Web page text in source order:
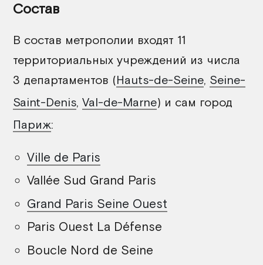
Состав
В состав метрополии входят 11
территориальных учреждений из числа
3 департаментов (Hauts-de-Seine, Seine-
Saint-Denis, Val-de-Marne) и сам город
Париж:
Ville de Paris
Vallée Sud Grand Paris
Grand Paris Seine Ouest
Paris Ouest La Défense
Boucle Nord de Seine